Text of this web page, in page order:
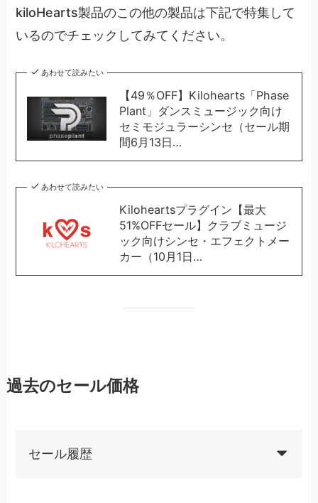
kiloHearts製品のこの他の製品は下記で特集して
いるのでチェックしてみてください。
あわせて読みたい
【49％OFF】Kilohearts「Phase
Plant」ダンスミュージック向け
セミモジュラーシンセ（セール期
間6月13日…
あわせて読みたい
Kiloheartsプラグイン【最大
51%OFFセール】クラブミュージ
ック向けシンセ・エフェクトメー
カー（10月1日…
過去のセール価格
セール履歴